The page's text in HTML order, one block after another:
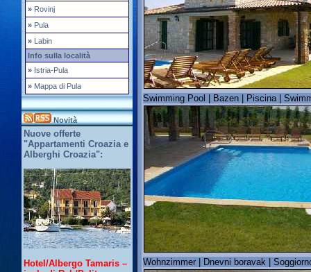
» Rovinj
» Pula
» Labin
Info sulla località
» Istria-Pula
» Mappa di Pula
Novità
Nuove offerte
"Appartamenti Croazia e
Alberghi Croazia":
Hotel/Albergo Tamaris –
Swimming Pool | Bazen | Piscina |
Wohnzimmer | Dnevni boravak |